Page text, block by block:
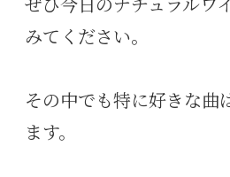
ぜひ今日のナチュラルワ
みてください。
その中でも特に好きな曲
ます。